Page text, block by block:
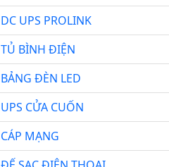
DC UPS PROLINK
TỦ BÌNH ĐIỆN
BẢNG ĐÈN LED
UPS CỬA CUỐN
CÁP MẠNG